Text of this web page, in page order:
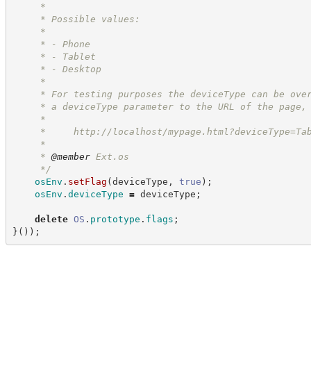
*
* Possible values:
*
* - Phone
* - Tablet
* - Desktop
*
* For testing purposes the deviceType can be
* a deviceType parameter to the URL of the
*
* http://localhost/
*
* @member Ext.os
*/
osEnv . setFlag (deviceType , true ) ;
osEnv .deviceType = deviceType ;
delete OS . prototype . flags ;
} ( ) ) ;